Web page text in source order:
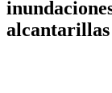
alcantarillas